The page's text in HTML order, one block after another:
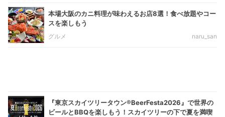
本場大阪のカニ料理が味わえるお店8選！食べ放題やコー
スを楽しもう
グルメ naru_san
『東京スカイツリータウン®BeerFesta2026』で世界の
ビールとBBQを楽しもう！スカイツリーの下で夏を満喫